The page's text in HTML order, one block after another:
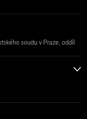
soudu v Praze, oddíl